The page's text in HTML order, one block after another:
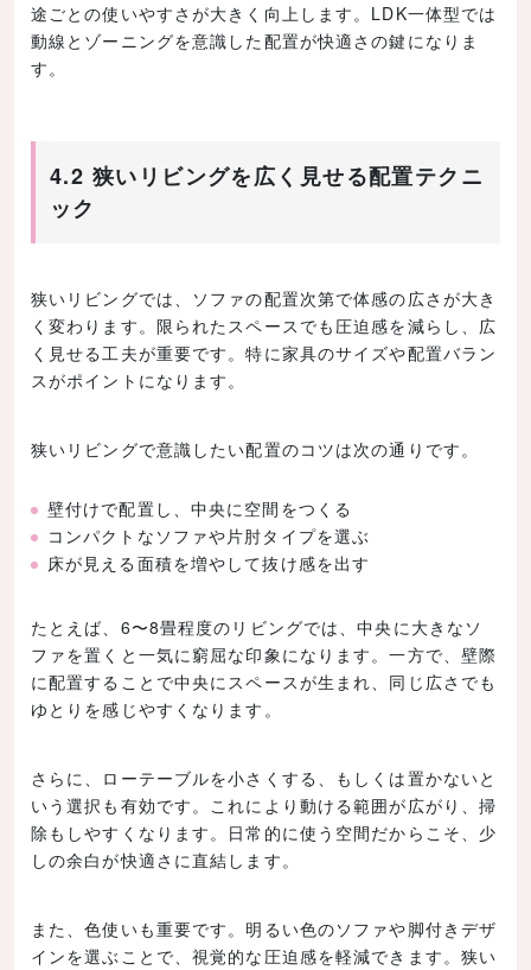
途ごとの使いやすさが大きく向上します。LDK一体型では
動線とゾーニングを意識した配置が快適さの鍵になりま
す。
4.2 狭いリビングを広く見せる配置テクニ
ック
狭いリビングでは、ソファの配置次第で体感の広さが大き
く変わります。限られたスペースでも圧迫感を減らし、広
く見せる工夫が重要です。特に家具のサイズや配置バラン
スがポイントになります。
狭いリビングで意識したい配置のコツは次の通りです。
壁付けで配置し、中央に空間をつくる
コンパクトなソファや片肘タイプを選ぶ
床が見える面積を増やして抜け感を出す
たとえば、6〜8畳程度のリビングでは、中央に大きなソ
ファを置くと一気に窮屈な印象になります。一方で、壁際
に配置することで中央にスペースが生まれ、同じ広さでも
ゆとりを感じやすくなります。
さらに、ローテーブルを小さくする、もしくは置かないと
いう選択も有効です。これにより動ける範囲が広がり、掃
除もしやすくなります。日常的に使う空間だからこそ、少
しの余白が快適さに直結します。
また、色使いも重要です。明るい色のソファや脚付きデザ
インを選ぶことで、視覚的な圧迫感を軽減できます。狭い